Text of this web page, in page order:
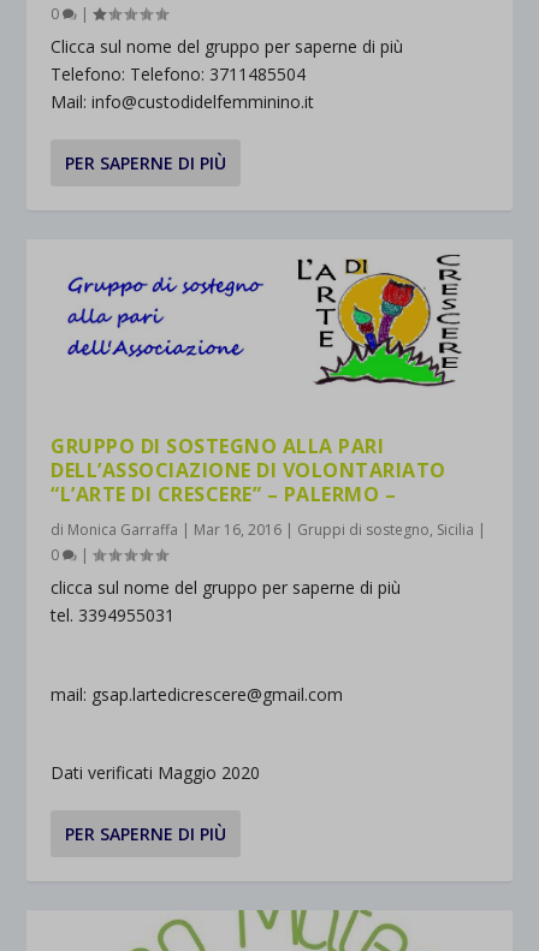
0
|
Clicca sul nome del gruppo per saperne di più
Telefono: Telefono: 3711485504
Mail: info@custodidelfemminino.it
PER SAPERNE DI PIÙ
GRUPPO DI SOSTEGNO ALLA PARI
DELL’ASSOCIAZIONE DI VOLONTARIATO
“L’ARTE DI CRESCERE” – PALERMO –
di Monica Garraffa | Mar 16, 2016 | Gruppi di sostegno, Sicilia |
0
|
clicca sul nome del gruppo per saperne di più
tel. 3394955031
mail: gsap.lartedicrescere@gmail.com
Dati verificati Maggio 2020
PER SAPERNE DI PIÙ